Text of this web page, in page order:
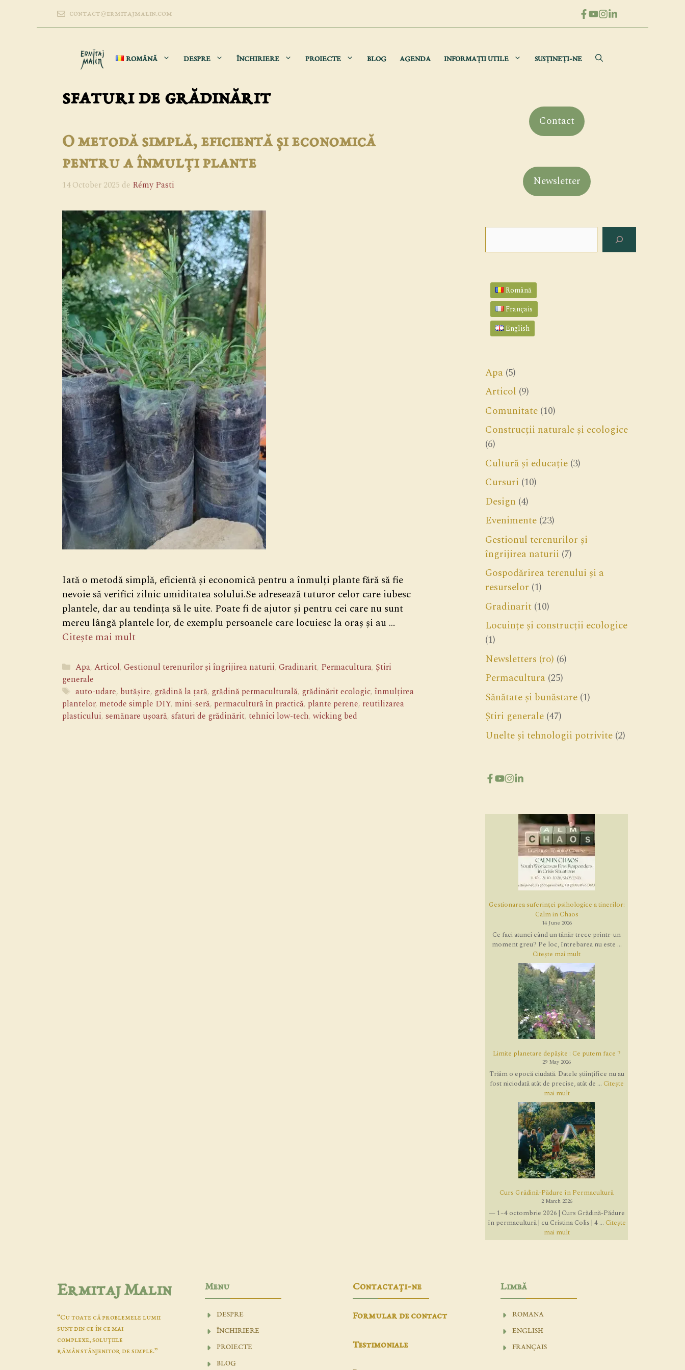
contact@ermitajmalin.com
ROMÂNĂ DESPRE ÎNCHIRIERE PROIECTE BLOG AGENDA INFORMAȚII UTILE SUSȚINEȚI-NE
sfaturi de grădinărit
O metodă simplă, eficientă și economică
pentru a înmulți plante
14 October 2025 de Rémy Pasti
Iată o metodă simplă, eficientă și economică pentru a înmulți plante fără să fie
nevoie să verifici zilnic umiditatea solului.Se adresează tuturor celor care iubesc
plantele, dar au tendința să le uite. Poate fi de ajutor și pentru cei care nu sunt
mereu lângă plantele lor, de exemplu persoanele care locuiesc la oraș și au …
Citește mai mult
Categorii
Apa, Articol, Gestionul terenurilor și îngrijirea naturii, Gradinarit, Permacultura, Știri
generale
Etichete
auto-udare, butășire, grădină la țară, grădină permaculturală, grădinărit ecologic, înmulțirea
plantelor, metode simple DIY, mini-seră, permacultură în practică, plante perene, reutilizarea
plasticului, semănare ușoară, sfaturi de grădinărit, tehnici low-tech,wicking bed
Contact
Newsletter
Română
Français
English
Apa (5)
Articol (9)
Comunitate (10)
Construcții naturale și ecologice
(6)
Cultură și educație (3)
Cursuri (10)
Design (4)
Evenimente (23)
Gestionul terenurilor și
îngrijirea naturii (7)
Gospodărirea terenului și a
resurselor (1)
Gradinarit (10)
Locuințe și construcții ecologice
(1)
Newsletters (ro) (6)
Permacultura (25)
Sănătate și bunăstare (1)
Știri generale (47)
Unelte și tehnologii potrivite (2)
Gestionarea suferinței psihologice a tinerilor:
Calm in Chaos
14 June 2026
Ce faci atunci când un tânăr trece printr-un
moment greu? Pe loc, întrebarea nu este ...
Citește mai mult
Limite planetare depășite : Ce putem face ?
29 May 2026
Trăim o epocă ciudată. Datele științifice nu au
fost niciodată atât de precise, atât de ... Citește
mai mult
Curs Grădină-Pădure în Permacultură
2 March 2026
— 1–4 octombrie 2026 | Curs Grădină-Pădure
în permacultură | cu Cristina Colis | 4 ... Citește
mai mult
Ermitaj Malin
“Cu toate că problemele lumii
sunt din ce în ce mai
complexe, soluţiile
rămân stânjenitor de simple.”
Menu
DESPRE
ÎNCHIRIERE
PROIECTE
BLOG
Contactaţi-ne
Formular de contact
Testimoniale
Limbă
ROMANA
ENGLISH
FRANÇAIS